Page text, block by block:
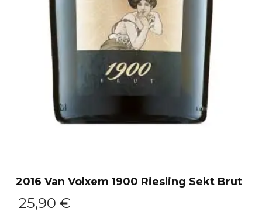
2016 Van Volxem 1900 Riesling Sekt Brut
25,90€